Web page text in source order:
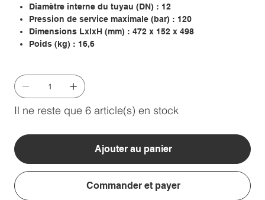
Diamètre interne du tuyau (DN) : 12
Pression de service maximale (bar) : 120
Dimensions LxlxH (mm) : 472 x 152 x 498
Poids (kg) : 16,6
Il ne reste que 6 article(s) en stock
Ajouter au panier
Commander et payer